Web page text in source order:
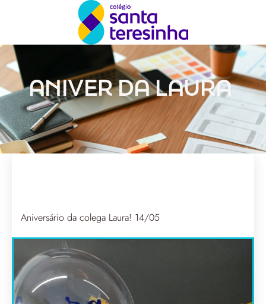
ANIVER DA LAURA
Aniversário da colega Laura! 14/05